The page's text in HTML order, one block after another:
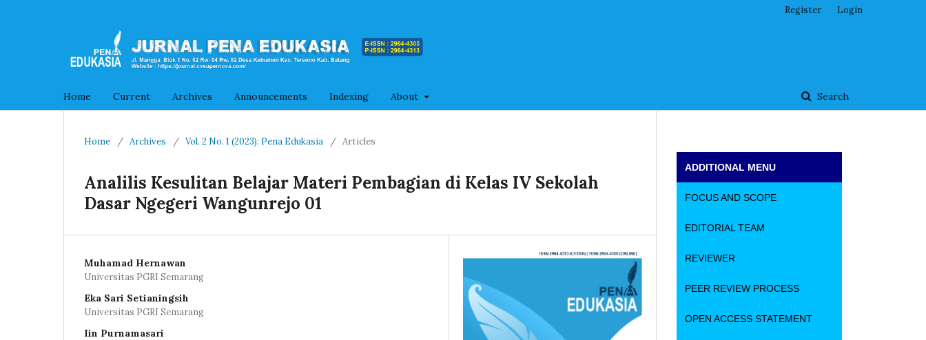
Home Current Archives Announcements Indexing About Search
Register Login
Home / Archives / Vol. 2 No. 1 (2023): Pena Edukasia / Articles
Analilis Kesulitan Belajar Materi Pembagian di Kelas IV Sekolah
Dasar Ngegeri Wangunrejo 01
Muhamad Hernawan
Universitas PGRI Semarang
Eka Sari Setianingsih
Universitas PGRI Semarang
Iin Purnamasari
ADDITIONAL MENU
FOCUS AND SCOPE
EDITORIAL TEAM
REVIEWER
PEER REVIEW PROCESS
OPEN ACCESS STATEMENT